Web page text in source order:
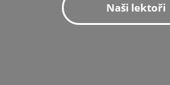
Naši lektoři